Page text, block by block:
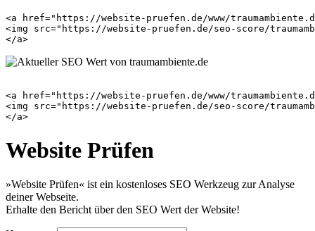
<a href="https://website-pruefen.de/www/
<img src="https://website-pruefen.de/seo-score/
<a href="https://website-pruefen.de/www/
<img src="https://website-pruefen.de/seo-score/
Website Prüfen
»Website Prüfen« ist ein kostenloses SEO Werkzeug zur Analyse
deiner Webseite.
Erhalte den Bericht über den SEO Wert der Website!